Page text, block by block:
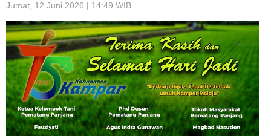
Jumat, 12 Juni 2026 | 14:49 WIB